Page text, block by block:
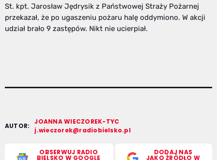
St. kpt. Jarosław Jędrysik z Państwowej Straży Pożarnej
przekazał, że po ugaszeniu pożaru halę oddymiono. W akcji
udział brało 9 zastępów. Nikt nie ucierpiał.
AUTOR:
JOANNA WIECZOREK-TYC
j.wieczorek@radiobielsko.pl
OBSERWUJ RADIO
BIELSKO W GOOGLE
DODAJ NAS
JAKO ŹRÓDŁO W